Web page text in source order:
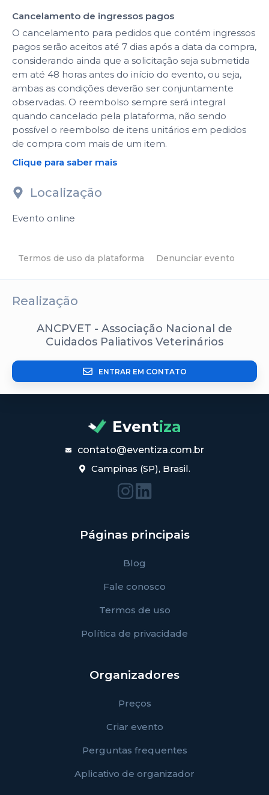
Cancelamento de ingressos pagos
O cancelamento para pedidos que contém ingressos
pagos serão aceitos até 7 dias após a data da compra,
considerando ainda que a solicitação seja submetida
em até 48 horas antes do início do evento, ou seja,
ambas as condições deverão ser conjuntamente
observadas. O reembolso sempre será integral
quando cancelado pela plataforma, não sendo
possível o reembolso de itens unitários em pedidos
de compra com mais de um item.
Clique para saber mais
Localização
Evento online
Termos de uso da plataforma Denunciar evento
Realização
ANCPVET - Associação Nacional de
Cuidados Paliativos Veterinários
ENTRAR EM CONTATO
Eventiza
contato@eventiza.com.br
Campinas (SP), Brasil.
Páginas principais
Blog
Fale conosco
Termos de uso
Política de privacidade
Organizadores
Preços
Criar evento
Perguntas frequentes
Aplicativo de organizador